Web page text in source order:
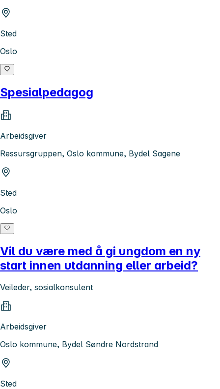
Sted
Oslo
Spesialpedagog
Arbeidsgiver
Ressursgruppen, Oslo kommune, Bydel Sagene
Sted
Oslo
Vil du være med å gi ungdom en ny
start innen utdanning eller arbeid?
Veileder, sosialkonsulent
Arbeidsgiver
Oslo kommune, Bydel Søndre Nordstrand
Sted